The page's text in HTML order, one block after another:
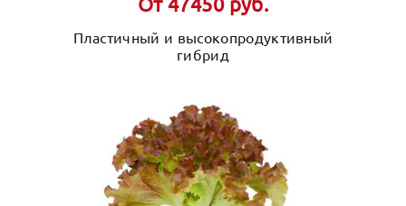
Пластичный и высокопродуктивный
гибрид